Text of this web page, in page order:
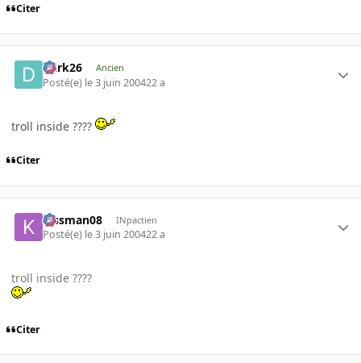
Citer
Dark26 Ancien
Posté(e) le 3 juin 200422 a
troll inside ????
Citer
kissman08 INpactien
Posté(e) le 3 juin 200422 a
troll inside ????
Citer